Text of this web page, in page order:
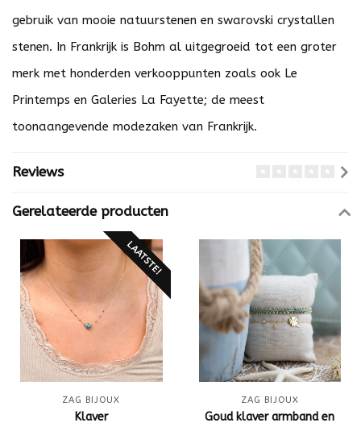
gebruik van mooie natuurstenen en swarovski crystallen
stenen. In Frankrijk is Bohm al uitgegroeid tot een groter
merk met honderden verkooppunten zoals ook Le
Printemps en Galeries La Fayette; de meest
toonaangevende modezaken van Frankrijk.
Reviews
Gerelateerde producten
LAATSTE!
ZAG BIJOUX
Klaver
ZAG BIJOUX
Goud klaver armband en